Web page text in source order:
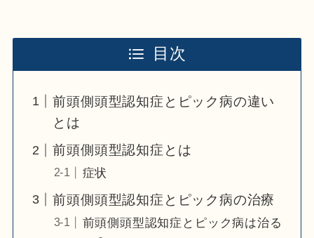
目次
前頭側頭型認知症とピック病の違い
とは
前頭側頭型認知症とは
症状
前頭側頭型認知症とピック病の治療
前頭側頭型認知症とピック病は治る